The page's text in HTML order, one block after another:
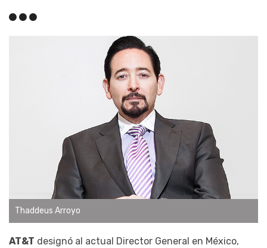
Thaddeus Arroyo
AT&T designó al actual Director General en México,